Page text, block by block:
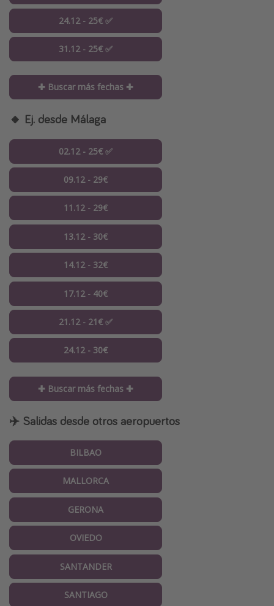
24.12 - 25€ ✅
31.12 - 25€ ✅
✚ Buscar más fechas ✚
🔸 Ej. desde Málaga
02.12 - 25€ ✅
09.12 - 29€
11.12 - 29€
13.12 - 30€
14.12 - 32€
17.12 - 40€
21.12 - 21€ ✅
24.12 - 30€
✚ Buscar más fechas ✚
✈️ Salidas desde otros aeropuertos
BILBAO
MALLORCA
GERONA
OVIEDO
SANTANDER
SANTIAGO